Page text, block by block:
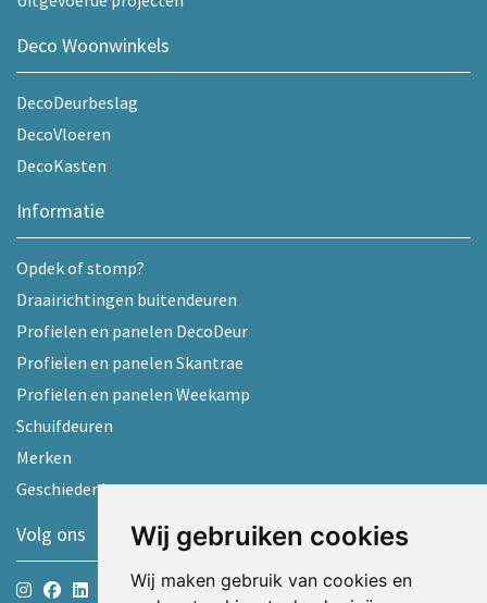
Wij gebruiken cookies
Wij maken gebruik van cookies en
Deco Woonwinkels
DecoDeurbeslag
DecoVloeren
DecoKasten
Informatie
Opdek of stomp?
Draairichtingen buitendeuren
Profielen en panelen DecoDeur
Profielen en panelen Skantrae
Profielen en panelen Weekamp
Schuifdeuren
Merken
Geschiedenis
Volg ons